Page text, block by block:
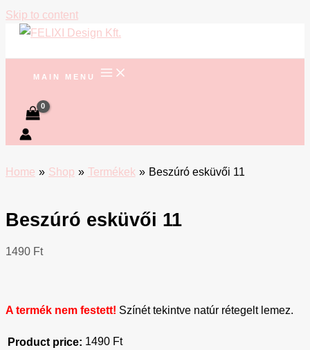
Skip to content
MAIN MENU
Home Shop Termékek Beszúró esküvői 11
Beszúró esküvői 11
1490 Ft
A termék nem festett! Színét tekintve natúr rétegelt lemez.
Product price: 1490 Ft